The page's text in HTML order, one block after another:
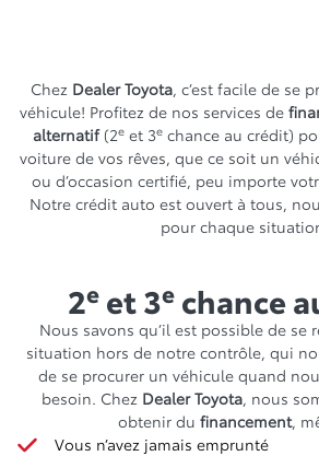
Chez Dealer Toyota, c’est facile de se
véhicule! Profitez de nos services de
alternatif(2e et 3e chance au crédit)
voiture de vos rêves, que ce soit un
ou d’occasion certifié, peu importe
Notre crédit auto est ouvert à tous,
pour chaque
2eet 3echance
Nous savons qu’il est possible de se
situation hors de notre contrôle, qui
de se procurer un véhicule quand
besoin. Chez Dealer Toyota, nous
obtenir du financement,
Vous n’avez jamais emprunté